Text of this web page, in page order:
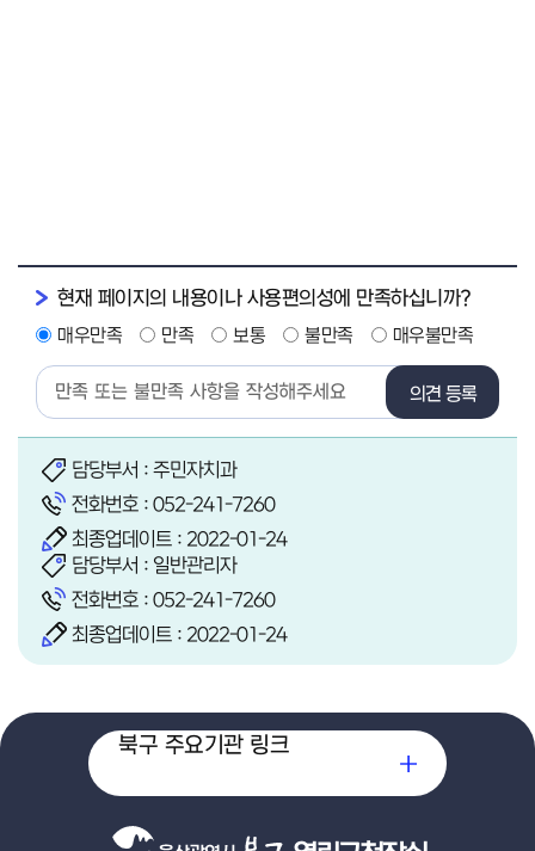
현재 페이지의 내용이나 사용편의성에 만족하십니까?
매우만족 만족 보통 불만족 매우불만족
의견 등록
담당부서 : 주민자치과
전화번호 : 052-241-7260
최종업데이트 : 2022-01-24
담당부서 : 일반관리자
전화번호 : 052-241-7260
최종업데이트 : 2022-01-24
북구 주요기관 링크